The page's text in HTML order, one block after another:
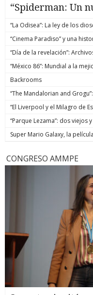
“Spiderman: Un
“La Odisea”: La ley de los
“Cinema Paradiso” y una
“Día de la revelación”:
“México 86”: Mundial a la
Backrooms
“The Mandalorian and
“El Liverpool y el Milagro de
“Parque Lezama”: dos viejos
Super Mario Galaxy, la
CONGRESO AMMPE